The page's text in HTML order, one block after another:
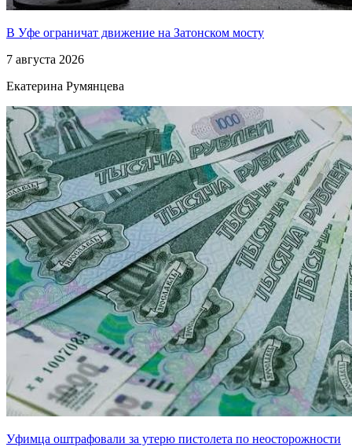
В Уфе ограничат движение на Затонском мосту
7 августа 2026
Екатерина Румянцева
Уфимца оштрафовали за утерю пистолета по неосторожности